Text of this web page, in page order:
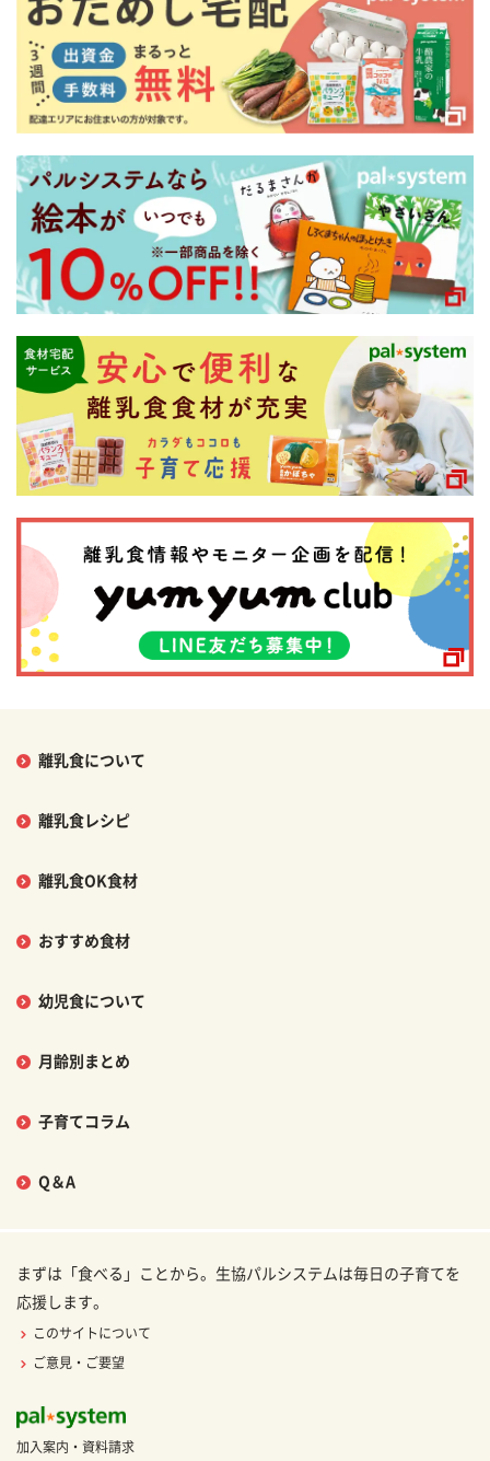
離乳食について
離乳食レシピ
離乳食OK食材
おすすめ食材
幼児食について
月齢別まとめ
子育てコラム
Q＆A
まずは「食べる」ことから。生協パルシステムは毎日の子育てを
応援します。
このサイトについて
ご意見・ご要望
加入案内・資料請求